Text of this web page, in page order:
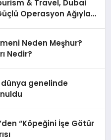
& Travel, Dubai
Operasyon Ağıyla
Neden Meşhur?
Nedir?
genelinde
“Köpeğini İşe Götür